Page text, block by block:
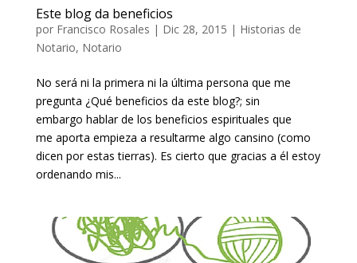
Este blog da beneficios
por Francisco Rosales | Dic 28, 2015 | Historias de
Notario, Notario
No será ni la primera ni la última persona que me
pregunta ¿Qué beneficios da este blog?; sin
embargo hablar de los beneficios espirituales que
me aporta empieza a resultarme algo cansino (como
dicen por estas tierras). Es cierto que gracias a él estoy
ordenando mis...